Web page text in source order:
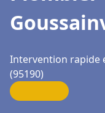
Intervention rapide
(95190)